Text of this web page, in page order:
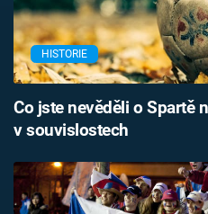
HISTORIE
Co jste nevěděli o Spartě
v souvislostech